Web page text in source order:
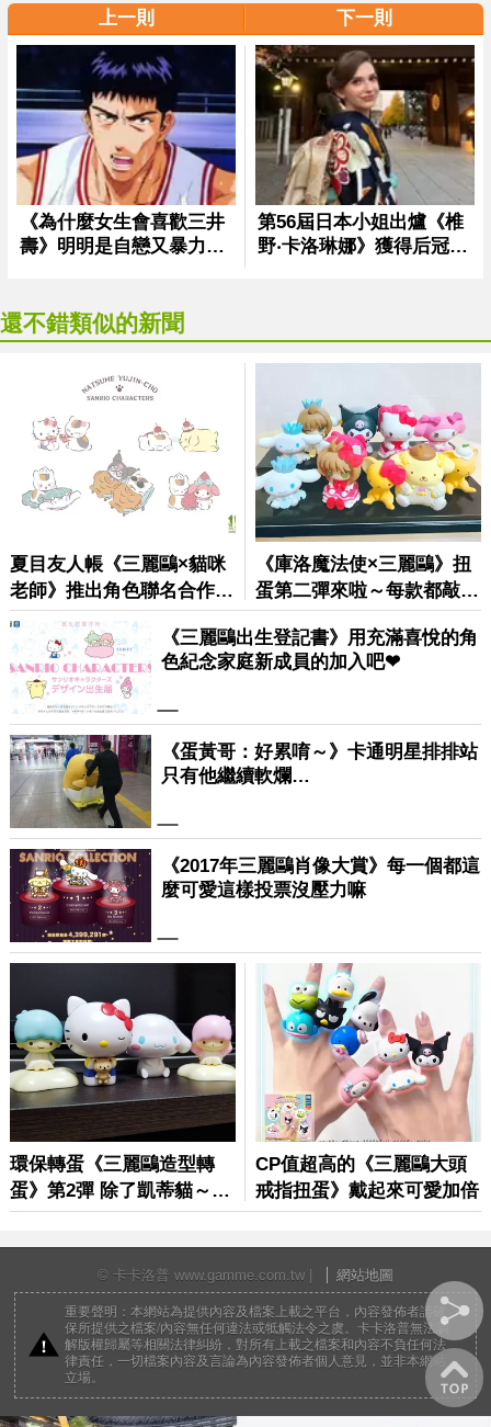
上一則 下一則
還不錯類似的新聞
© 卡卡洛普 www.gamme.com.tw | 網站地圖
重要聲明：本網站為提供內容及檔案上載之平台，內容發佈者請確
保所提供之檔案/內容無任何違法或牴觸法令之虞。卡卡洛普無法調
解版權歸屬等相關法律糾紛，對所有上載之檔案和內容不負任何法
律責任，一切檔案內容及言論為內容發佈者個人意見，並非本網站
立場。